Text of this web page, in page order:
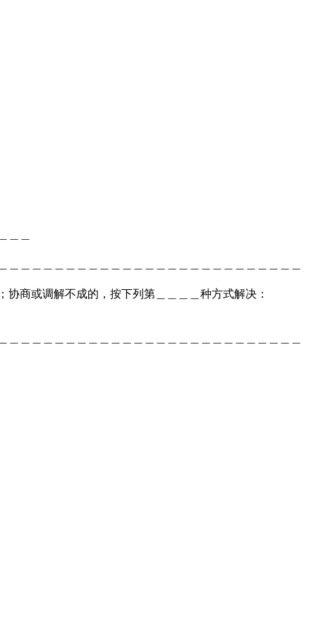
＿＿
＿＿＿＿＿＿＿＿＿＿＿＿＿＿＿＿＿＿＿＿＿＿＿＿＿
商或调解不成的，按下列第＿＿＿＿种方式解决：
＿＿＿＿＿＿＿＿＿＿＿＿＿＿＿＿＿＿＿＿＿＿＿＿＿